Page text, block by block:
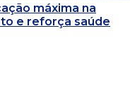
máxima na
e reforça saúde